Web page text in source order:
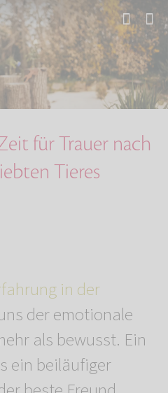
dem Tod d…
für Trauer nach
Tieres
in der
der emotionale
als bewusst. Ein
ein beiläufiger